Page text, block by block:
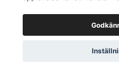
© 2026 PMAD